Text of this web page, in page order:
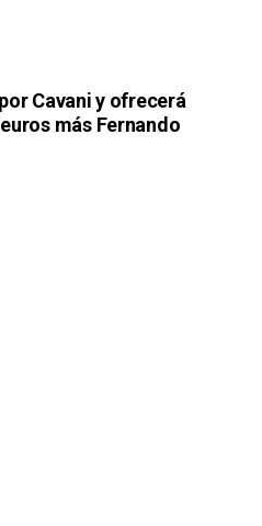
Cavani y ofrecerá
más Fernando